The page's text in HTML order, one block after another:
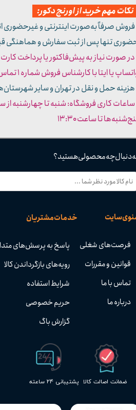
پشتیبانی ۲۴ ساعته ضمانت اصالت کالا
خدمات مشتریان
پاسخ به پرسش‌های
رویه‌های بازگرداندن کالا
شرایط استفاده
حریم خصوصی
گزارش باگ
سایت
فرصت‌های شغلی
قوانین و مقررات
تماس با ما
درباره ما
دنبال چه محصولی هستید؟
مهم خرید از اورنج دکور:
صرفاً به‌صورت اینترنتی و غیرحضوری
تنها پس از ثبت سفارش و هماهنگی
صورت نیاز به پیش‌فاکتور یا پرداخت
یا ایتا با کارشناس فروش شماره ۱ تماس بگیرید.
حمل و نقل در تهران و سایر
تا ساعت ۱۳:۳۰​​​​​​​